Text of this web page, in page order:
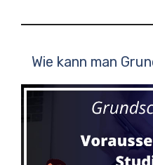
Wie kann man